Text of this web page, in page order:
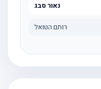
נאור סבג
רותם הטואל